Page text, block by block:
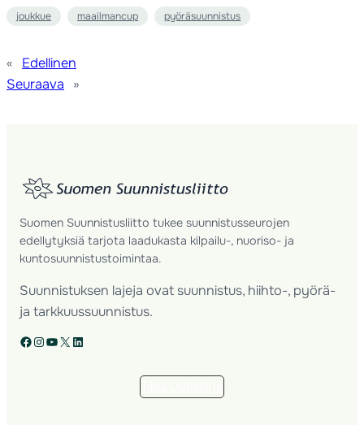
joukkue maailmancup pyöräsuunnistus
«
Edellinen
Seuraava
»
Suomen Suunnistusliitto tukee suunnistusseurojen
edellytyksiä tarjota laadukasta kilpailu-, nuoriso- ja
kuntosuunnistustoimintaa.
Suunnistuksen lajeja ovat suunnistus, hiihto-, pyörä-
ja tarkkuussuunnistus.
Facebook Instagram YouTube X LinkedIn